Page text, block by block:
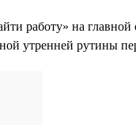
работу» на главной
утренней рутины